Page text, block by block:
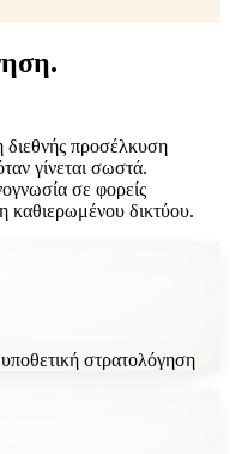
προσέλκυση
γίνεται σωστά.
σε φορείς
δικτύου.
στρατολόγηση